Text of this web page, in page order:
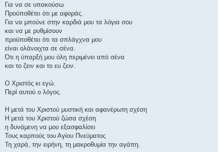
Για να σε υπακούσω
Προϋποθέτει ότι με αφοράς.
Για να μπούνε στην καρδιά μου τα λόγια σου
και να με ρυθμίσουν
προϋποθέτει ότι τα σπλάγχνα μου
είναι ολάνοιχτα σε σένα.
Ότι η ύπαρξή μου όλη περιμένει από σένα
και το ζειν και το ευ ζειν.
Ο Χριστός κι εγώ.
Περί αυτού ο λόγος.
Η μετά του Χριστού μυστική και αφανέρωτη σχέση
Η μετά του Χριστού ζώσα σχέση
η δυνάμενη να μου εξασφαλίσει
Τους καρπούς του Αγίου Πνεύματος
Τη χαρά, την ειρήνη, τη μακροθυμία την αγάπη.